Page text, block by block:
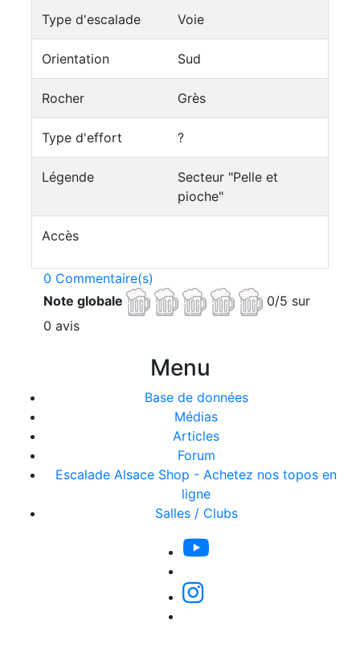
Type d'escalade Voie
Orientation Sud
Rocher Grès
Type d'effort ?
Légende
Secteur "Pelle et
pioche"
Accès
0 Commentaire(s)
Note globale
0/5 sur
0 avis
Menu
Base de données
Médias
Articles
Forum
Escalade Alsace Shop - Achetez nos topos en
ligne
Salles / Clubs